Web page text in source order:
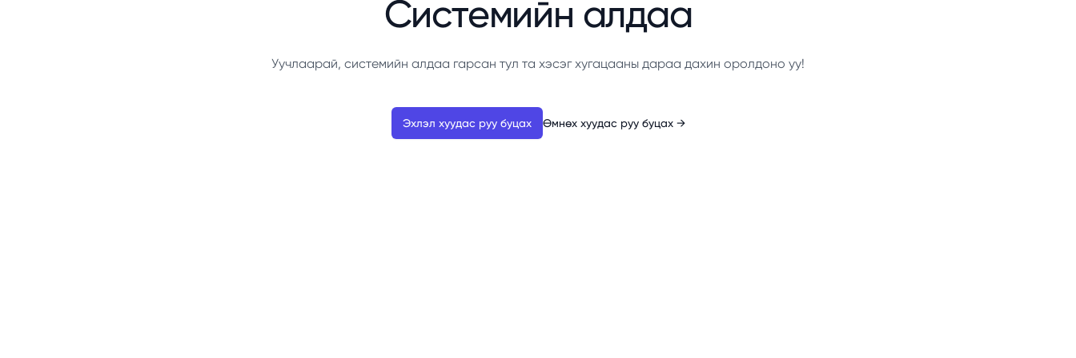
Системийн алдаа
Уучлаарай, системийн алдаа гарсан тул та хэсэг хугацааны дараа дахин оролдоно уу!
Эхлэл хуудас руу буцах Өмнөх хуудас руу буцах →